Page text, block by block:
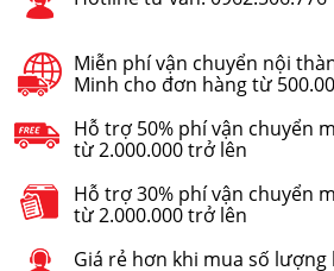
Miễn phí vận chuyển nội
Minh cho đơn hàng từ
Hỗ trợ 50% phí vận chuyển
từ 2.000.000 trở lên
Hỗ trợ 30% phí vận chuyển
từ 2.000.000 trở lên
Giá rẻ hơn khi mua số lượng